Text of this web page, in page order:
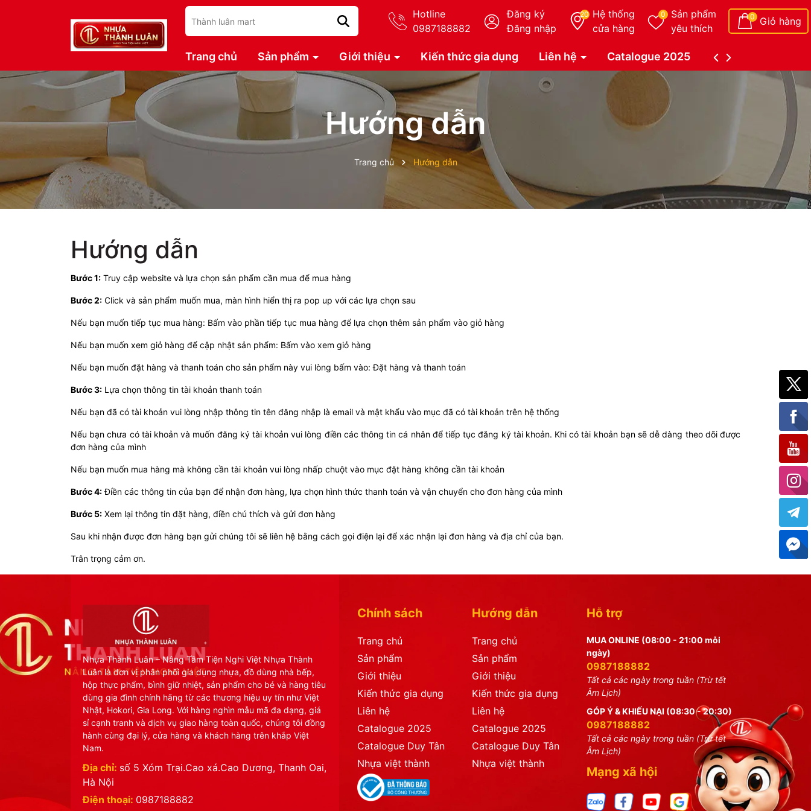
Hotline
0987188882
Đăng ký
Đăng nhập
20 Hệ thống
cửa hàng
0
Sản phẩm
yêu thích
0 Giỏ hàng
Trang chủ Sản phẩm Giới thiệu Kiến thức gia dụng Liên hệ Catalogue 2025 Catalogue Duy Tân
Hướng dẫn
Trang chủ Hướng dẫn
Hướng dẫn
Bước 1: Truy cập website và lựa chọn sản phẩm cần mua để mua hàng
Bước 2: Click và sản phẩm muốn mua, màn hình hiển thị ra pop up với các lựa chọn sau
Nếu bạn muốn tiếp tục mua hàng: Bấm vào phần tiếp tục mua hàng để lựa chọn thêm sản phẩm vào giỏ hàng
Nếu bạn muốn xem giỏ hàng để cập nhật sản phẩm: Bấm vào xem giỏ hàng
Nếu bạn muốn đặt hàng và thanh toán cho sản phẩm này vui lòng bấm vào: Đặt hàng và thanh toán
Bước 3: Lựa chọn thông tin tài khoản thanh toán
Nếu bạn đã có tài khoản vui lòng nhập thông tin tên đăng nhập là email và mật khẩu vào mục đã có tài khoản trên hệ thống
Nếu bạn chưa có tài khoản và muốn đăng ký tài khoản vui lòng điền các thông tin cá nhân để tiếp tục đăng ký tài khoản. Khi có tài khoản bạn sẽ dễ dàng theo dõi được
đơn hàng của mình
Nếu bạn muốn mua hàng mà không cần tài khoản vui lòng nhấp chuột vào mục đặt hàng không cần tài khoản
Bước 4:Điền các thông tin của bạn để nhận đơn hàng, lựa chọn hình thức thanh toán và vận chuyển cho đơn hàng của mình
Bước 5: Xem lại thông tin đặt hàng, điền chú thích và gửi đơn hàng
Sau khi nhận được đơn hàng bạn gửi chúng tôi sẽ liên hệ bằng cách gọi điện lại để xác nhận lại đơn hàng và địa chỉ của bạn.
Trân trọng cảm ơn.
Nhựa Thành Luân – Nâng Tầm Tiện Nghi Việt Nhựa Thành
Luân là đơn vị phân phối gia dụng nhựa, đồ dùng nhà bếp,
hộp thực phẩm, bình giữ nhiệt, sản phẩm cho bé và hàng tiêu
dùng gia đình chính hãng từ các thương hiệu uy tín như Việt
Nhật, Hokori, Gia Long. Với hàng nghìn mẫu mã đa dạng, giá
sỉ cạnh tranh và dịch vụ giao hàng toàn quốc, chúng tôi đồng
hành cùng đại lý, cửa hàng và khách hàng trên khắp Việt
Nam.
Địa chỉ: số 5 Xóm Trại.Cao xá.Cao Dương, Thanh Oai,
Hà Nội
Điện thoại: 0987188882
Chính sách
Trang chủ
Sản phẩm
Giới thiệu
Kiến thức gia dụng
Liên hệ
Catalogue 2025
Catalogue Duy Tân
Nhựa việt thành
Hướng dẫn
Trang chủ
Sản phẩm
Giới thiệu
Kiến thức gia dụng
Liên hệ
Catalogue 2025
Catalogue Duy Tân
Nhựa việt thành
Hỗ trợ
MUA ONLINE (08:00 - 21:00 mỗi
ngày)
0987188882
Tất cả các ngày trong tuần (Trừ tết
Âm Lịch)
GÓP Ý & KHIẾU NẠI (08:30 - 20:30)
0987188882
Tất cả các ngày trong tuần (Trừ tết
Âm Lịch)
Mạng xã hội